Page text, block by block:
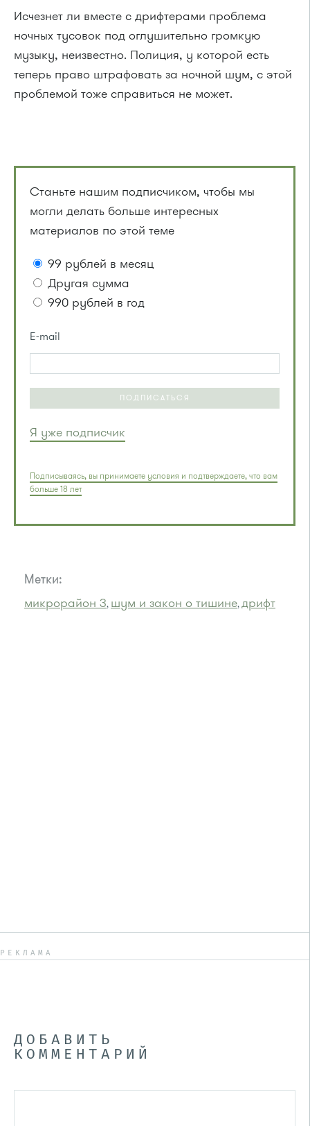
Исчезнет ли вместе с дрифтерами проблема
ночных тусовок под оглушительно громкую
музыку, неизвестно. Полиция, у которой есть
теперь право штрафовать за ночной шум, с этой
проблемой тоже справиться не может.
Станьте нашим подписчиком, чтобы мы
могли делать больше интересных
материалов по этой теме
99 рублей в месяц
Другая сумма
990 рублей в год
E-mail
ПОДПИСАТЬСЯ
Я уже подписчик
Подписываясь, вы принимаете условия и подтверждаете, что вам
больше 18 лет
Метки:
микрорайон 3, шум и закон о тишине,дрифт
РЕКЛАМА
ДОБАВИТЬ
КОММЕНТАРИЙ